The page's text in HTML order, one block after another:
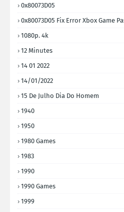
0x80073D05
0x80073D05 Fix Error Xbox Game
1080p. 4k
12 Minutes
14 01 2022
14/01/2022
15 De Julho Dia Do Homem
1940
1950
1980 Games
1983
1990
1990 Games
1999